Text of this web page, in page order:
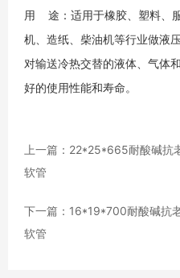
用 途：适用于橡胶、塑料、
机、造纸、柴油机等行业做液
对输送冷热交替的液体、气体
好的使用性能和寿命。
上一篇：22*25*665耐酸碱抗
软管
下一篇：16*19*700耐酸碱抗
软管